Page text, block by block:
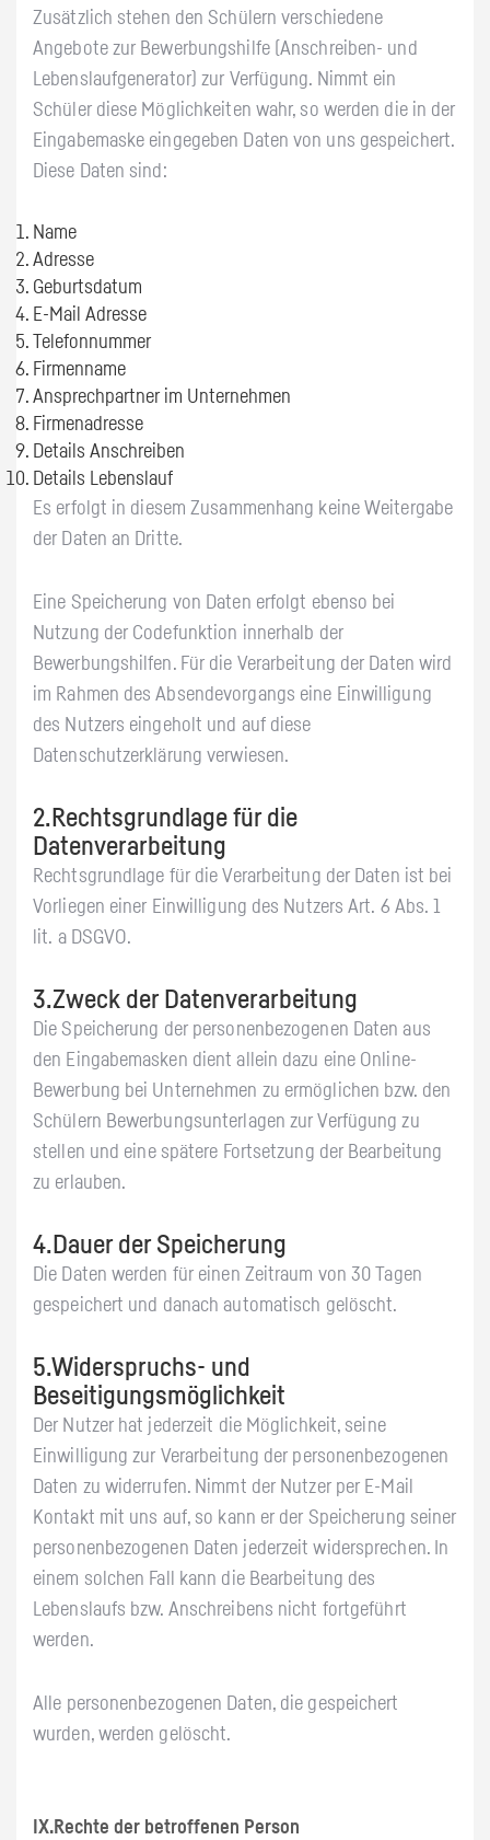
Zusätzlich stehen den Schülern verschiedene
Angebote zur Bewerbungshilfe (Anschreiben- und
Lebenslaufgenerator) zur Verfügung. Nimmt ein
Schüler diese Möglichkeiten wahr, so werden die in der
Eingabemaske eingegeben Daten von uns gespeichert.
Diese Daten sind:
Name
Adresse
Geburtsdatum
E-Mail Adresse
Telefonnummer
Firmenname
Ansprechpartner im Unternehmen
Firmenadresse
Details Anschreiben
Details Lebenslauf
Es erfolgt in diesem Zusammenhang keine Weitergabe
der Daten an Dritte.
Eine Speicherung von Daten erfolgt ebenso bei
Nutzung der Codefunktion innerhalb der
Bewerbungshilfen. Für die Verarbeitung der Daten wird
im Rahmen des Absendevorgangs eine Einwilligung
des Nutzers eingeholt und auf diese
Datenschutzerklärung verwiesen.
2.Rechtsgrundlage für die
Datenverarbeitung
Rechtsgrundlage für die Verarbeitung der Daten ist bei
Vorliegen einer Einwilligung des Nutzers Art. 6 Abs. 1
lit. a DSGVO.
3.Zweck der Datenverarbeitung
Die Speicherung der personenbezogenen Daten aus
den Eingabemasken dient allein dazu eine Online-
Bewerbung bei Unternehmen zu ermöglichen bzw. den
Schülern Bewerbungsunterlagen zur Verfügung zu
stellen und eine spätere Fortsetzung der Bearbeitung
zu erlauben.
4.Dauer der Speicherung
Die Daten werden für einen Zeitraum von 30 Tagen
gespeichert und danach automatisch gelöscht.
5.Widerspruchs- und
Beseitigungsmöglichkeit
Der Nutzer hat jederzeit die Möglichkeit, seine
Einwilligung zur Verarbeitung der personenbezogenen
Daten zu widerrufen. Nimmt der Nutzer per E-Mail
Kontakt mit uns auf, so kann er der Speicherung seiner
personenbezogenen Daten jederzeit widersprechen. In
einem solchen Fall kann die Bearbeitung des
Lebenslaufs bzw. Anschreibens nicht fortgeführt
werden.
Alle personenbezogenen Daten, die gespeichert
wurden, werden gelöscht.
IX.Rechte der betroffenen Person